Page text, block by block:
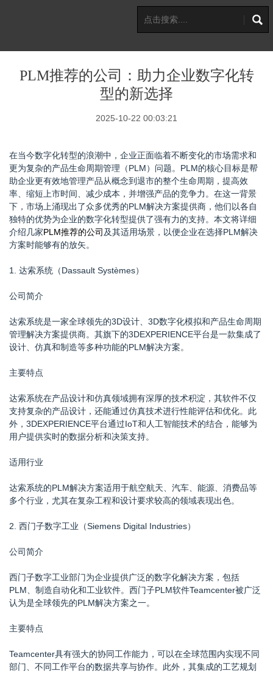
PLM推荐的公司：助力企业数字化转
型的新选择
2025-10-22 00:03:21
在当今数字化转型的浪潮中，企业正面临着不断变化的市场需求和
更为复杂的产品生命周期管理（PLM）问题。PLM的核心目标是帮
助企业更有效地管理产品从概念到退市的整个生命周期，提高效
率、缩短上市时间、减少成本，并增强产品的竞争力。在这一背景
下，市场上涌现出了众多优秀的PLM解决方案提供商，他们以各自
独特的优势为企业的数字化转型提供了强有力的支持。本文将详细
介绍几家PLM推荐的公司 及其适用场景，以便企业在选择PLM解决
方案时能够有的放矢。
1. 达索系统（Dassault Systèmes）
公司简介
达索系统是一家全球领先的3D设计、3D数字化模拟和产品生命周期
管理解决方案提供商。其旗下的3DEXPERIENCE平台是一款集成了
设计、仿真和制造等多种功能的PLM解决方案。
主要特点
达索系统在产品设计和仿真领域拥有深厚的技术积淀，其软件不仅
支持复杂的产品设计，还能通过仿真技术进行性能评估和优化。此
外，3DEXPERIENCE平台通过IoT和人工智能技术的结合，能够为
用户提供实时的数据分析和决策支持。
适用行业
达索系统的PLM解决方案适用于航空航天、汽车、能源、消费品等
多个行业，尤其在复杂工程和设计要求较高的领域表现出色。
2. 西门子数字工业（Siemens Digital Industries）
公司简介
西门子数字工业部门为企业提供广泛的数字化解决方案，包括
PLM、制造自动化和工业软件。西门子PLM软件Teamcenter被广泛
认为是全球领先的PLM解决方案之一。
主要特点
Teamcenter具有强大的协同工作能力，可以在全球范围内实现不同
部门、不同工作平台的数据共享与协作。此外，其集成的工艺规划